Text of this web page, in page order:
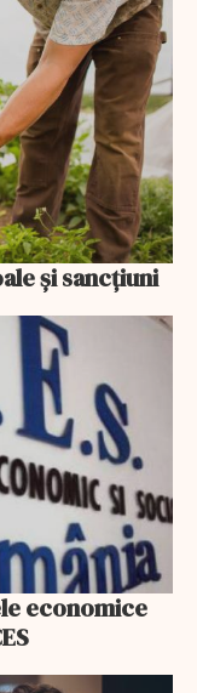
și sancțiuni
economice